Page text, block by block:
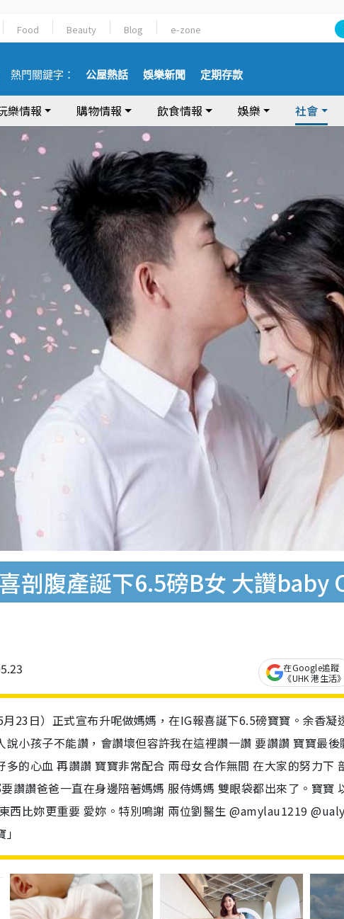
Food Beauty Blog e-zone
熱門關鍵字： 公屋熱話 娛樂新聞 定期存款
樂情報 購物情報 飲食情報 娛樂 社會
剖腹產誕下6.5磅B女 大讚baby
在Google追蹤
《UHK 港生活》
23日）正式宣布升呢做媽媽，在IG報喜誕下6.5磅寶寶。余香凝
說小孩子不能讚，會讚壞但容許我在這裡讚一讚 要讚讚 寶寶最
多的心血 再讚讚 寶寶非常配合 兩母女合作無間 在大家的努力下
讚讚爸爸一直在身邊陪著媽媽 服侍媽媽 雙眼袋都出來了。寶寶
西比妳更重要 愛妳。特別鳴謝 兩位劉醫生 @amylau1219